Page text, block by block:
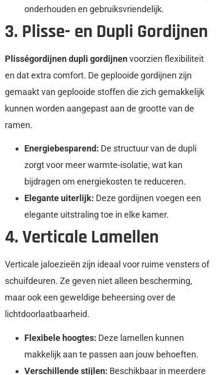
onderhouden en gebruiksvriendelijk.
3. Plisse- en Dupli Gordijnen
Plisségordijnen dupli gordijnenvoorzien flexibiliteit
en dat extra comfort. De geplooide gordijnen zijn
gemaakt van geplooide stoffen die zich gemakkelijk
kunnen worden aangepast aan de grootte van de
ramen.
Energiebesparend: De structuur van de dupli
zorgt voor meer warmte-isolatie, wat kan
bijdragen om energiekosten te reduceren.
Elegante uiterlijk: Deze gordijnen voegen een
elegante uitstraling toe in elke kamer.
4. Verticale Lamellen
Verticale jaloezieën zijn ideaal voor ruime vensters of
schuifdeuren. Ze geven niet alleen bescherming,
maar ook een geweldige beheersing over de
lichtdoorlaatbaarheid.
Flexibele hoogtes: Deze lamellen kunnen
makkelijk aan te passen aan jouw behoeften.
Verschillende stijlen: Beschikbaar in meerdere